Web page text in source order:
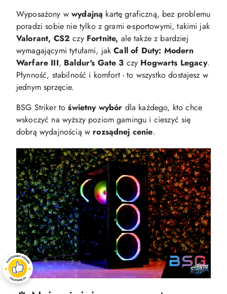
Wyposażony wwydajną kartę graficzną, bez problemu
poradzi sobie nie tylko z grami e-sportowymi, takimi jak
Valorant, CS2 czy Fortnite, ale także z bardziej
wymagającymi tytułami, jakCall of Duty: Modern
Warfare III, Baldur's Gate 3 czy Hogwarts Legacy.
Płynność, stabilność i komfort - to wszystko dostajesz w
jednym sprzęcie.
BSG Striker toświetny wybór dla każdego, kto chce
wskoczyć na wyższy poziom gamingu i cieszyć się
dobrą wydajnością w rozsądnej cenie.